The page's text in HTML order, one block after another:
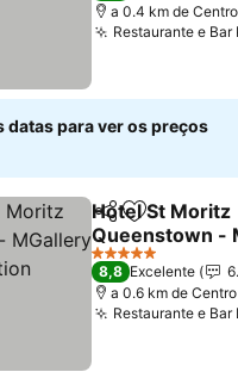
a 0.4 km de
Restaurante e Bar
datas para ver os preços
PartilharAdicionar
Hotel St Moritz
Queenstown -
Collection
Ver preços
5 Estrelas
8,8 Excelente
a 0.6 km de
Restaurante e Bar